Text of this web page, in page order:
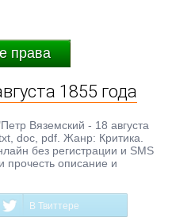
права
1855 года
Вяземский - 18 августа
doc, pdf. Жанр: Критика.
без регистрации и SMS
прочесть описание и
В Твиттере